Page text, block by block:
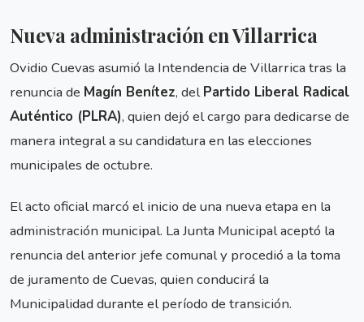
Nueva administración en Villarrica
Ovidio Cuevas asumió la Intendencia de Villarrica tras la
renuncia de Magín Benítez, delPartido Liberal Radical
Auténtico (PLRA), quien dejó el cargo para dedicarse de
manera integral a su candidatura en las elecciones
municipales de octubre.
El acto oficial marcó el inicio de una nueva etapa en la
administración municipal. La Junta Municipal aceptó la
renuncia del anterior jefe comunal y procedió a la toma
de juramento de Cuevas, quien conducirá la
Municipalidad durante el período de transición.